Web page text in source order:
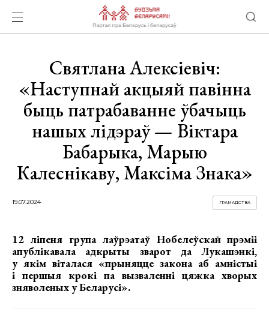
Святлана Алексіевіч:
«Наступнай акцыяй павінна
быць патрабаванне ўбачыць
нашых лідэраў — Віктара
Бабарыка, Марыю
Калеснікаву, Максіма Знака»
19.07.2024 ГРАМАДСТВА
12 ліпеня група лаўрэатаў Нобелеўскай прэміі
апублікавала адкрыты зварот да Лукашэнкі,
у якім віталася «прыняцце закона аб амністыі
і першыя крокі па вызваленні цяжка хворых
зняволеных у Беларусі».